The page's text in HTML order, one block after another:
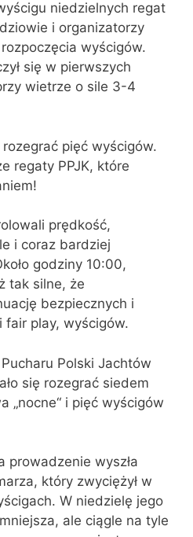
niedzielnych regat
i organizatorzy
wyścigów.
się w pierwszych
wietrze o sile 3-4
pięć wyścigów.
regaty PPJK, które
prędkość,
i coraz bardziej
godziny 10:00,
tak silne, że
bezpiecznych i
fair play, wyścigów.
Polski Jachtów
się rozegrać siedem
„nocne“ i pięć wyścigów
prowadzenie wyszła
który zwyciężył w
W niedzielę jego
ale ciągle na tyle